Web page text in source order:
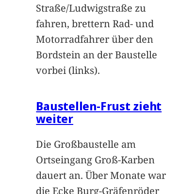
Straße/Ludwigstraße zu
fahren, brettern Rad- und
Motorradfahrer über den
Bordstein an der Baustelle
vorbei (links).
Baustellen-Frust zieht
weiter
Die Großbaustelle am
Ortseingang Groß-Karben
dauert an. Über Monate war
die Ecke Burg-Gräfenröder